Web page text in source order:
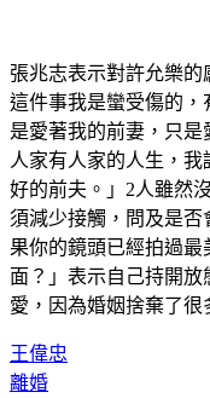
張兆志表示對許允樂
這件事我是蠻受傷的
是愛著我的前妻，只
人家有人家的人生，我
好的前夫。」2人雖然
須減少接觸，問及是否
果你的鏡頭已經拍過
面？」表示自己持開放
王偉忠